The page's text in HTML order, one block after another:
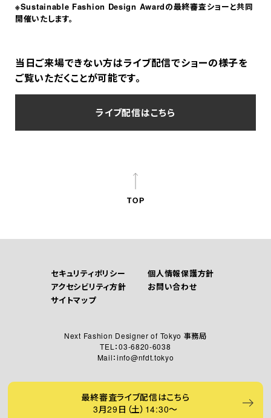
※Sustainable Fashion Design Awardの最終審査ショーと共同
開催いたします。
当日ご来場できない方はライブ配信でショーの様子を
ご覧いただくことが可能です。
ライブ配信はこちら
最終審査ライブ配信はこちら
3月29日 （土） 14:30～
セキュリティポリシー
個人情報保護方針
アクセシビリティ方針
お問い合わせ
サイトマップ
Next Fashion Designer of Tokyo 事務局
TEL：03-6820-6038
Mail：info@nfdt.tokyo